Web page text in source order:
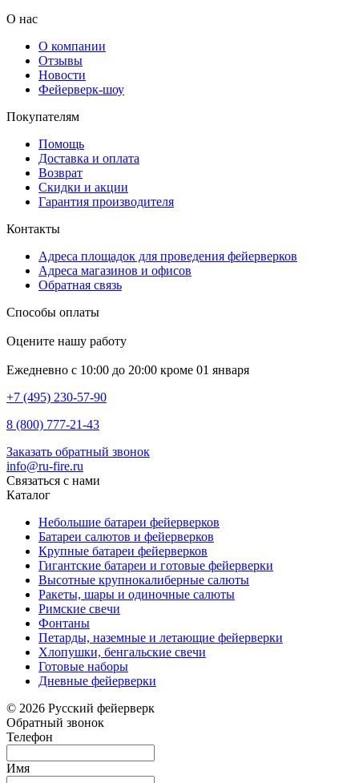
О нас
О компании
Отзывы
Новости
Фейерверк-шоу
Покупателям
Помощь
Доставка и оплата
Возврат
Скидки и акции
Гарантия производителя
Контакты
Адреса площадок для проведения фейерверков
Адреса магазинов и офисов
Обратная связь
Способы оплаты
Оцените нашу работу
Ежедневно с 10:00 до 20:00 кроме 01 января
+7 (495) 230-57-90
8 (800) 777-21-43
Заказать обратный звонок
info@ru-fire.ru
Связаться с нами
Каталог
Небольшие батареи фейерверков
Батареи салютов и фейерверков
Крупные батареи фейерверков
Гигантские батареи и готовые фейерверки
Высотные крупнокалиберные салюты
Ракеты, шары и одиночные салюты
Римские свечи
Фонтаны
Петарды, наземные и летающие фейерверки
Хлопушки, бенгальские свечи
Готовые наборы
Дневные фейерверки
© 2026 Русский фейерверк
Обратный звонок
Телефон
Имя